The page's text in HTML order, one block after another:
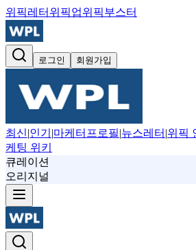
위픽레터 위픽업위픽부스터
로그인 회원가입
최신|인기 |마케터프로필|뉴스레터 |위픽
케팅 위키
큐레이션
오리지널